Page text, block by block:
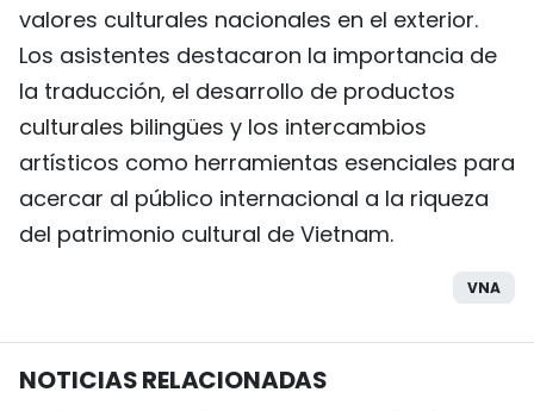
valores culturales nacionales en el exterior.
Los asistentes destacaron la importancia de
la traducción, el desarrollo de productos
culturales bilingües y los intercambios
artísticos como herramientas esenciales para
acercar al público internacional a la riqueza
del patrimonio cultural de Vietnam.
VNA
NOTICIAS RELACIONADAS